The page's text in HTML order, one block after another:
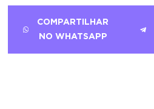
COMPARTILHAR
NO WHATSAPP